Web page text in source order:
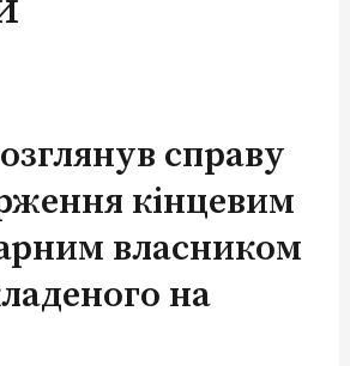
справу
кінцевим
власником
на